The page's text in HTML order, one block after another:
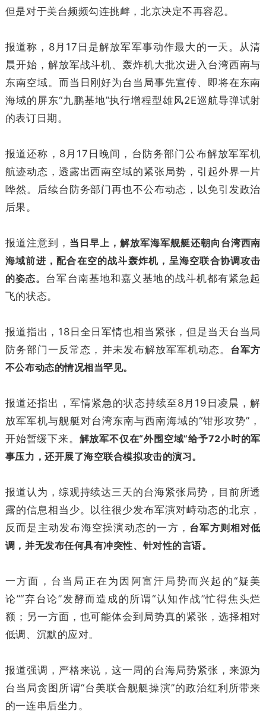
但是对于美台频频勾连挑衅，北京决定不再容忍。
报道称，8月17日是解放军军事动作最大的一天。从清
晨开始，解放军战斗机、轰炸机大批次进入台湾西南与
东南空域。而当日刚好为台当局事先宣传、即将在东南
海域的屏东“九鹏基地”执行增程型雄风2E巡航导弹试射
的表订日期。
报道还称，8月17日晚间，台防务部门公布解放军军机
航迹动态，透露出西南空域的紧张局势，引起外界一片
哗然。后续台防务部门再也不公布动态，以免引发政治
后果。
报道注意到， 当日早上，解放军海军舰艇还朝向台湾西南
海域前进，配合在空的战斗轰炸机，呈海空联合协调攻击
的姿态。 台军台南基地和嘉义基地的战斗机都有紧急起
飞的状态。
报道指出，18日全日军情也相当紧张，但是当天台当局
防务部门一反常态，并未发布解放军军机动态。 台军方
不公布动态的情况相当罕见。
报道还指出，军情紧急的状态持续至8月19日凌晨，解
放军军机与舰艇对台湾东南与西南海域的“钳形攻势”，
开始暂缓下来。 解放军不仅在“外围空域”给予72小时的军
事压力，还开展了海空联合模拟攻击的演习。
报道认为，综观持续达三天的台海紧张局势，目前所透
露的信息相当少。以往很少发布军演对峙动态的北京，
反而是主动发布海空操演动态的一方， 台军方则相对低
调，并无发布任何具有冲突性、针对性的言语。
一方面，台当局正在为因阿富汗局势而兴起的“疑美
论”“弃台论”发酵而造成的所谓“认知作战”忙得焦头烂
额；另一方面，也可能体会到局势真的紧张，选择相对
低调、沉默的应对。
报道强调，严格来说，这一周的台海局势紧张，来源为
台当局贪图所谓“台美联合舰艇操演”的政治红利所带来
的一连串后坐力。